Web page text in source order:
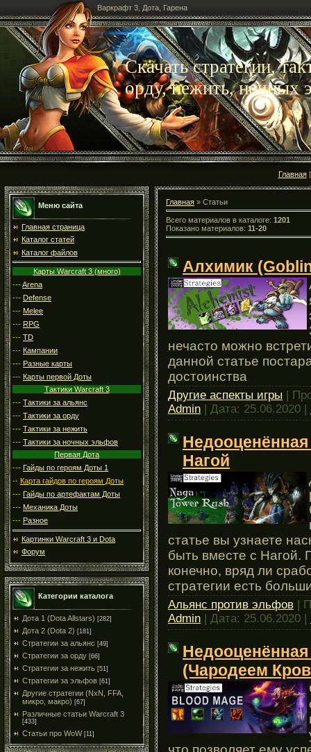
Варкрафт 3, Дота, Гарена
Скачать стратегии,
орду, нежить, ночных
Главная
Меню сайта
Главная страница
Каталог статей
Каталог файлов
Карты Warcraft 3 (много)
---Arena
--- Defense
--- Melee
--- RPG
--- TD
--- Кампании
--- Разные карты
--- Карты первой Доты
Тактики Warcraft 3
--- Тактики за альянс
--- Тактики за орду
--- Тактики за нежить
--- Тактики за ночных эльфов
Первая Дота
--- Гайды по героям Доты 1
-- Карта гайдов по героям Доты
--- Гайды по артефактам Доты
--- Механика Доты
--- Разное
Картинки Warcraft 3 и Dota
Форум
Категории каталога
Дота 1 (Dota Allstars) [282]
Дота 2 (Dota 2) [181]
Стратегии за альянс [49]
Стратегии за орду [66]
Стратегии за нежить [51]
Стратегии за эльфов [61]
Другие стратегии (NxN, FFA,
микро, макро) [67]
Различные статьи Warcraft 3
[433]
Статьи про WoW [11]
Главная » Статьи
Всего материалов в каталоге: 1201
Показано материалов: 11-20
Алхимик
нечасто можно
данной статье
достоинства
Другие аспекты игры |
Admin | Дата: 25.06.2020
Недооценённая
Нагой
статье вы узнаете
быть вместе с Нагой.
конечно, вряд ли
стратегии есть
Альянс против эльфов |
Admin | Дата: 25.06.2020
(Чародеем